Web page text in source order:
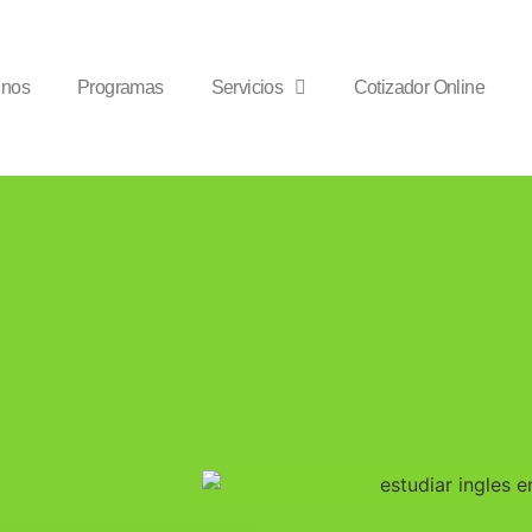
Programas Servicios Cotizador Online